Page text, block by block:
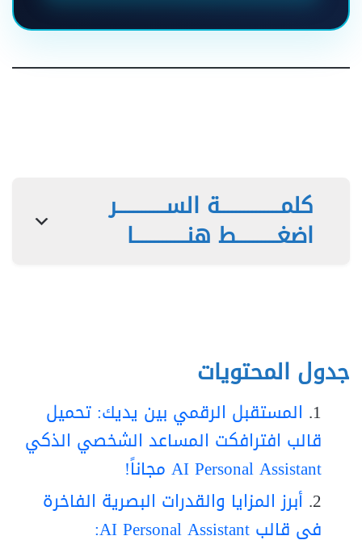
كلمـــــــــــــــة الســــــــــــر
اضغــــــــــط هنـــــــــــــا
جدول المحتويات
المستقبل الرقمي بين يديك: تحميل
قالب افترافكت المساعد الشخصي الذكي
AI Personal Assistant مجاناً!
أبرز المزايا والقدرات البصرية الفاخرة
في قالب AI Personal Assistant: